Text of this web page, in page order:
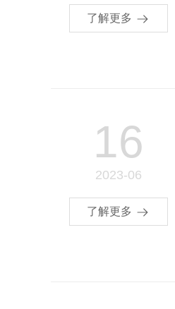
了解更多
16
2023-06
了解更多